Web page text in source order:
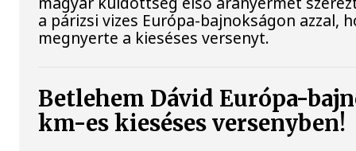
a párizsi vizes Európa-bajnokságon azzal,
megnyerte a kieséses versenyt.
Betlehem Dávid Európa-
km-es kieséses versenyben!